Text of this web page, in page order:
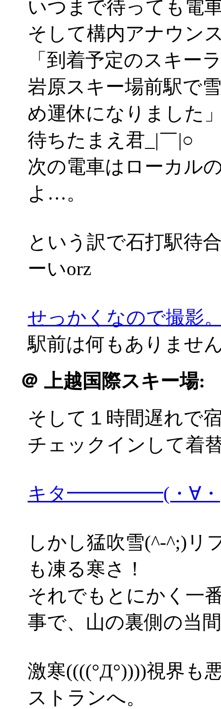
いつまで待っても電
そして構内アナウン
「到着予定のスキー
岩原スキー場前駅で
め運休になりました
待ちたまえ君_|￣|○
次の電車はローカル
よ…。
という訳で石打駅待
ーいorz
せっかくなので撮影
駅前は何もありませ
＠ 上越国際スキー場:
そして１時間遅れで
チェックインして着
キタ━━━━━(・∀
しかし猛吹雪(^-^;)リ
も凍る寒さ！
それでもとにかく一
事で、山の裏側の当
激寒((((°Д°))))視界も
ストランへ。